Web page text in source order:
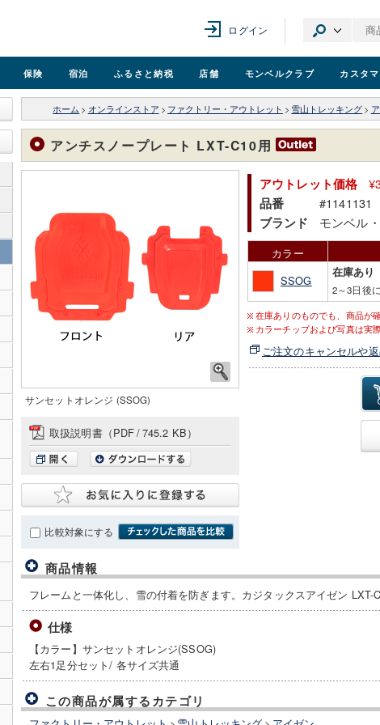
ログイン
保険 宿泊 ふるさと納税 店舗 モンベルクラブ カスタ
ホーム > オンラインストア > ファクトリー・アウトレット > 雪山トレッキング >
アンチスノープレート LXT-C10用
サンセットオレンジ (SSOG)
取扱説明書（PDF/745.2 KB）
比較対象にする
アウトレット価格
品番 #1141131
ブランド モンベル
カラー
SSOG
在庫あり
2～3日後
在庫ありのものでも、商品が
カラーチップおよび写真は実
ご注文のキャンセルや
商品情報
フレームと一体化し、雪の付着を防ぎます。カジタックスアイゼン LXT-
仕様
【カラー】サンセットオレンジ(SSOG)
左右1足分セット/ 各サイズ共通
この商品が属するカテゴリ